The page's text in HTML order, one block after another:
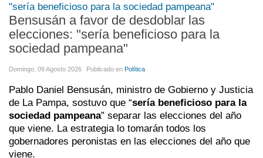
Bensusán a favor de desdoblar las
elecciones: "sería beneficioso para la
sociedad pampeana"
Domingo, 09 Agosto 2026 Publicado en Política
Pablo Daniel Bensusán, ministro de Gobierno y Justicia
de La Pampa, sostuvo que “sería beneficioso para la
sociedad pampeana” separar las elecciones del año
que viene. La estrategia lo tomarán todos los
gobernadores peronistas en las elecciones del año que
viene.